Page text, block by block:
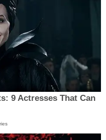
9 Actresses That Can